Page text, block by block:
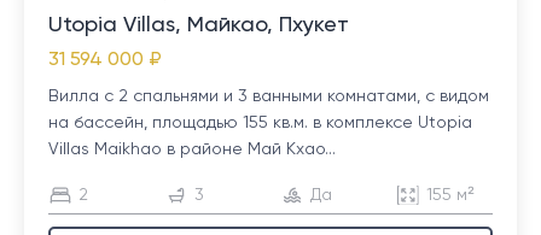
Utopia Villas, Майкао, Пхукет
31 594 000 ₽
Вилла с 2 спальнями и 3 ванными комнатами, с видом
на бассейн, площадью 155 кв.м. в комплексе Utopia
Villas Maikhao в районе Май Кхао...
2 3 Да 155 м²